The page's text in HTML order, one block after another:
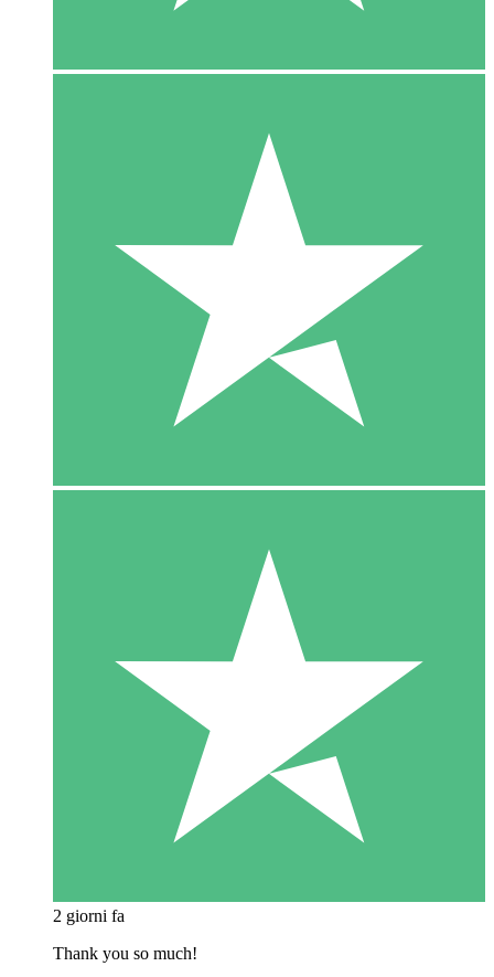
2 giorni fa
Thank you so much!